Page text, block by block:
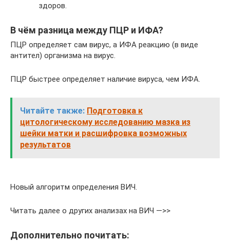
здоров.
В чём разница между ПЦР и ИФА?
ПЦР определяет сам вирус, а ИФА реакцию (в виде
антител) организма на вирус.
ПЦР быстрее определяет наличие вируса, чем ИФА.
Читайте также: Подготовка к
цитологическому исследованию мазка из
шейки матки и расшифровка возможных
результатов
Новый алгоритм определения ВИЧ.
Читать далее о других анализах на ВИЧ —>>
Дополнительно почитать: